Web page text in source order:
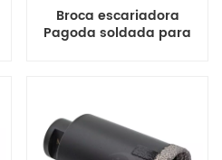
Broca escariadora
Pagoda soldada para